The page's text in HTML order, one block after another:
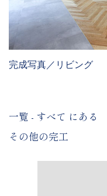
完成写真／リビング
一覧 - すべて にある
その他の完工